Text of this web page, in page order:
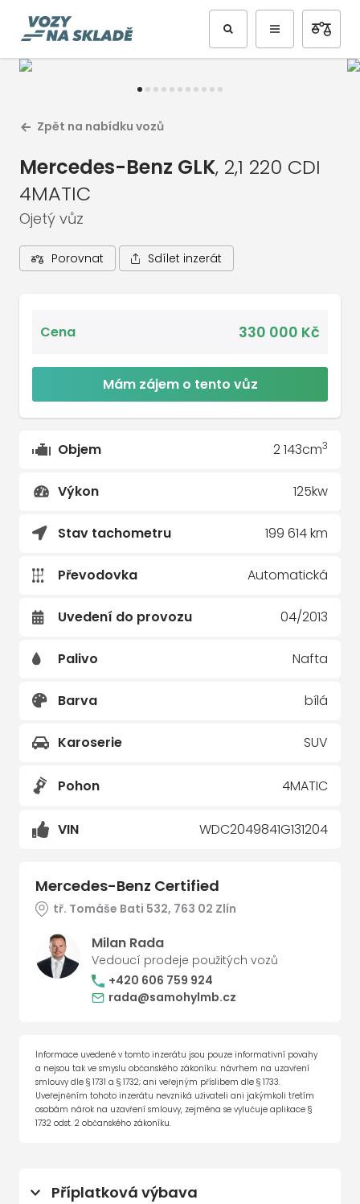
Zpět na nabídku vozů
Mercedes-Benz GLK, 2,1 220 CDI
4MATIC
Ojetý vůz
Porovnat Sdílet inzerát
Příplatková výbava
Cena 330 000 Kč
Mám zájem o tento vůz
Objem 2 143cm3
Výkon 125kw
Stav tachometru 199 614 km
Převodovka Automatická
Uvedení do provozu 04/2013
Palivo Nafta
Barva bílá
Karoserie SUV
Pohon 4MATIC
VIN WDC2049841G131204
Mercedes-Benz Certified
tř. Tomáše Bati 532, 763 02 Zlín
Milan Rada
Vedoucí prodeje použitých vozů
+420 606 759 924
rada@samohylmb.cz
Informace uvedené v tomto inzerátu jsou pouze informativní povahy
a nejsou tak ve smyslu občanského zákoníku: návrhem na uzavření
smlouvy dle § 1731 a § 1732; ani veřejným příslibem dle § 1733.
Uveřejněním tohoto inzerátu nevzniká uživateli ani jakýmkoli třetím
osobám nárok na uzavření smlouvy, zejména se vylučuje aplikace §
1732 odst. 2 občanského zákoníku.